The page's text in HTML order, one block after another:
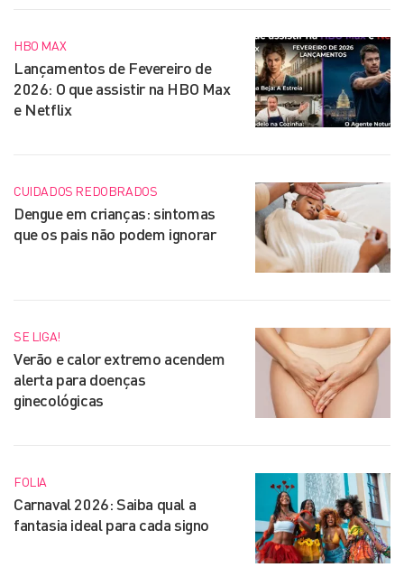
HBO MAX
Lançamentos de Fevereiro de
2026: O que assistir na HBO Max
e Netflix
CUIDADOS REDOBRADOS
Dengue em crianças: sintomas
que os pais não podem ignorar
SE LIGA!
Verão e calor extremo acendem
alerta para doenças
ginecológicas
FOLIA
Carnaval 2026: Saiba qual a
fantasia ideal para cada signo